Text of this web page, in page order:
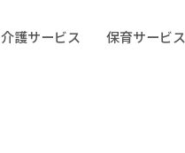
介護サービス 保育サービス